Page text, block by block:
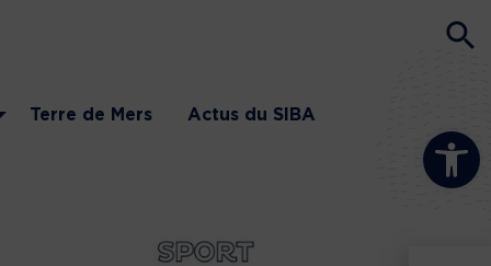
Ouvrir la
Terre de Mers Actus du SIBA